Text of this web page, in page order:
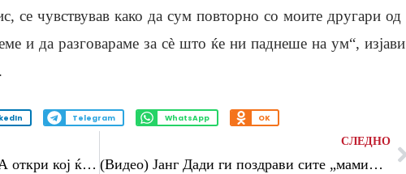
се чувствував како да сум повторно со моите другари од
и да разговараме за сè што ќе ни паднеше на ум“, изјави
Telegram WhatsApp OK
Најавен голем спектакл: ФИФА откри кој ќе настапи на полувремето од финалето на Светското првенство
СЛЕДНО
(Видео) Јанг Дади ги поздрави сите „мамини синови“: „Син на мама“ е неговата нова музичка приказна